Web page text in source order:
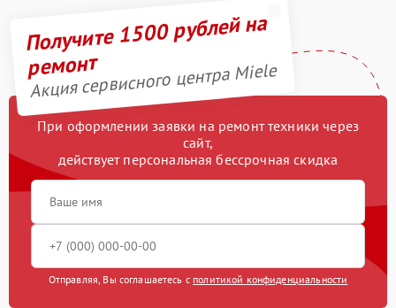
Получите 1500 рублей на
ремонт
Акция сервисного центра Miele
При оформлении заявки на ремонт техники через
сайт,
действует персональная бессрочная скидка
Отправляя, Вы соглашаетесь с политикой конфиденциальности